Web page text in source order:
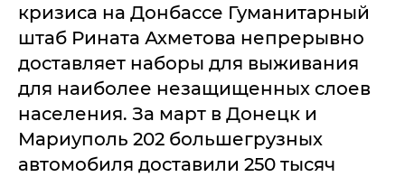
кризиса на Донбассе Гуманитарный
штаб Рината Ахметова непрерывно
доставляет наборы для выживания
для наиболее незащищенных слоев
населения. За март в Донецк и
Мариуполь 202 большегрузных
автомобиля доставили 250 тысяч